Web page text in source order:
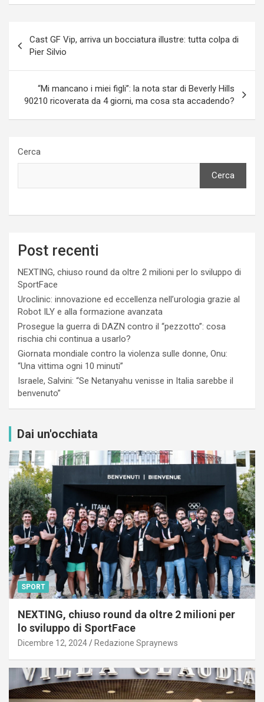
articoli
Cast GF Vip, arriva un bocciatura illustre: tutta colpa di
Pier Silvio
“Mi mancano i miei figli”: la nota star di Beverly Hills
90210 ricoverata da 4 giorni, ma cosa sta accadendo?
Cerca
Cerca
Post recenti
NEXTING, chiuso round da oltre 2 milioni per lo sviluppo di
SportFace
Uroclinic: innovazione ed eccellenza nell’urologia grazie al
Robot ILY e alla formazione avanzata
Prosegue la guerra di DAZN contro il “pezzotto”: cosa
rischia chi continua a usarlo?
Giornata mondiale contro la violenza sulle donne, Onu:
“Una vittima ogni 10 minuti”
Israele, Salvini: “Se Netanyahu venisse in Italia sarebbe il
benvenuto”
Dai un'occhiata
SPORT
NEXTING, chiuso round da oltre 2 milioni per
lo sviluppo di SportFace
Dicembre 12, 2024 Redazione Spraynews